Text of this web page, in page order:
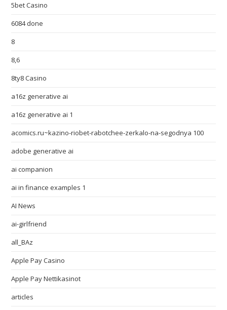
5bet Casino
6084 done
8
8,6
8ty8 Casino
a16z generative ai
a16z generative ai 1
acomics.ru~kazino-riobet-rabotchee-zerkalo-na-segodnya 100
adobe generative ai
ai companion
ai in finance examples 1
AI News
ai-girlfriend
all_BAz
Apple Pay Casino
Apple Pay Nettikasinot
articles